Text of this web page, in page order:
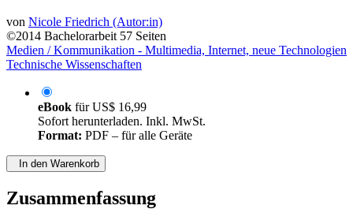
von Nicole Friedrich (Autor:in)
©2014 Bachelorarbeit 57 Seiten
Medien / Kommunikation - Multimedia, Internet, neue Technologien
Technische Wissenschaften
eBook fürUS$ 16,99
Sofort herunterladen. Inkl. MwSt.
Format: PDF – für alle Geräte
In den Warenkorb
Zusammenfassung